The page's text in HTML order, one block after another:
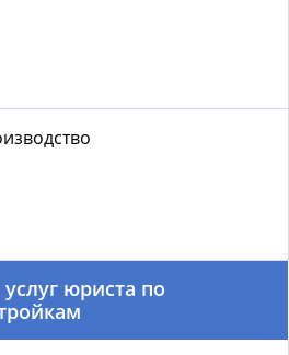
юриста по